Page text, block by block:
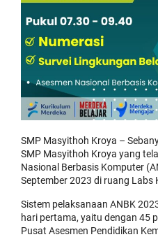
SMP Masyithoh Kroya –
SMP Masyithoh Kroya yang
Nasional Berbasis Komputer
September 2023 di ruang Labs
Sistem pelaksanaan ANBK
hari pertama, yaitu dengan 45
Pusat Asesmen Pendidikan